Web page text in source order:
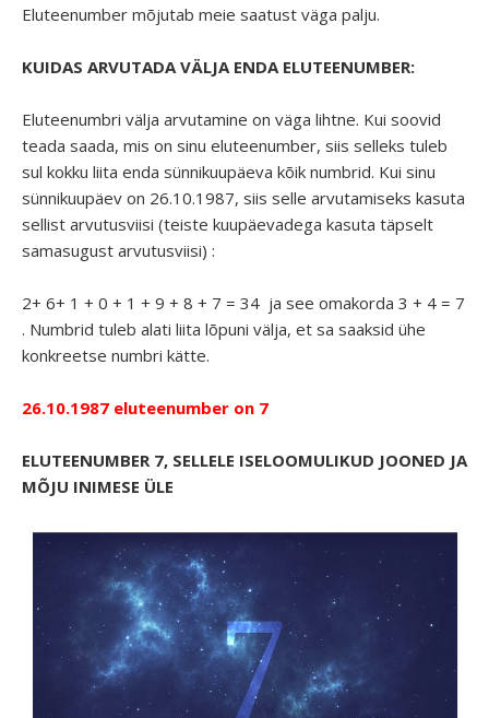
Eluteenumber mõjutab meie saatust väga palju.
KUIDAS ARVUTADA VÄLJA ENDA ELUTEENUMBER:
Eluteenumbri välja arvutamine on väga lihtne. Kui soovid
teada saada, mis on sinu eluteenumber, siis selleks tuleb
sul kokku liita enda sünnikuupäeva kõik numbrid. Kui sinu
sünnikuupäev on 26.10.1987, siis selle arvutamiseks kasuta
sellist arvutusviisi (teiste kuupäevadega kasuta täpselt
samasugust arvutusviisi) :
2+ 6+ 1 + 0 + 1 + 9 + 8 + 7 = 34 ja see omakorda 3 + 4 = 7
. Numbrid tuleb alati liita lõpuni välja, et sa saaksid ühe
konkreetse numbri kätte.
26.10.1987 eluteenumber on 7
ELUTEENUMBER 7, SELLELE ISELOOMULIKUD JOONED JA
MÕJU INIMESE ÜLE